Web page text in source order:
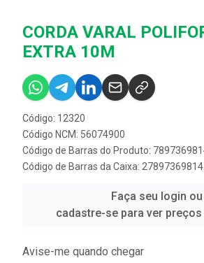
CORDA VARAL
EXTRA 10M
Código: 12320
Código NCM: 56074900
Código de Barras do Produto:
Código de Barras da Caixa:
Faça seu login ou
cadastre-se para ver
Avise-me quando chegar